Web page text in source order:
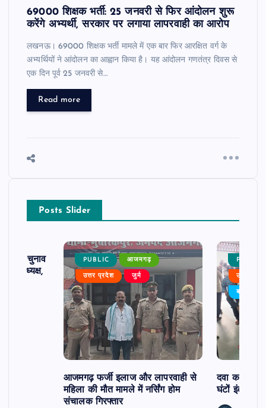
69000 शिक्षक भर्ती: 25 जनवरी से फिर आंदोलन शुरू
करेंगे अभ्यर्थी, सरकार पर लगाया लापरवाही का आरोप
लखनऊ। 69000 शिक्षक भर्ती मामले में एक बार फिर आरक्षित वर्ग के
अभ्यर्थियों ने आंदोलन का आह्वान किया है। यह आंदोलन गणतंत्र दिवस से
एक दिन पूर्व 25 जनवरी से…
Read more
Posts Slider
का चुनाव
बने अध्यक्ष,
PUBLIC आजमगढ़
उत्तर प्रदेश जुर्म
आजमगढ़ फर्जी इलाज और लापरवाही से
महिला की मौत मामले में नर्सिंग होम
संचालक गिरफ्तार
PUBLIC
उत्तर
बड़ी खबर
दवा कक्ष में
घंटों इंतजार